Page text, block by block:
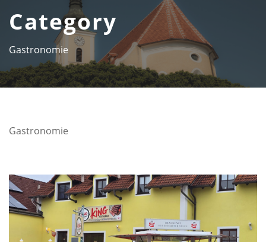
Category
Gastronomie
Gastronomie